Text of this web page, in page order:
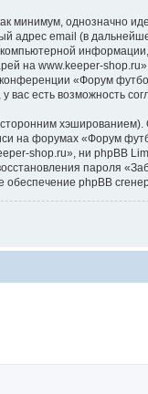
минимум, однозначно
адрес email (в
на www.keeper-
«Форум
вас есть возможность
хэшированием).
на форумах «Форум
shop.ru», ни phpBB
пароля
phpBB